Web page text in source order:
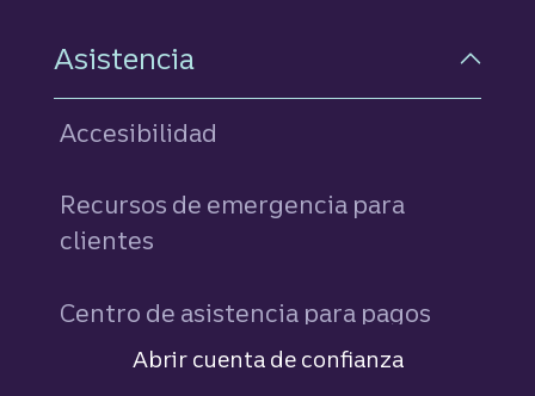
Abrir cuenta de confianza
Asistencia
Accesibilidad
Recursos de emergencia para
clientes
Centro de asistencia para pagos
para consumidores